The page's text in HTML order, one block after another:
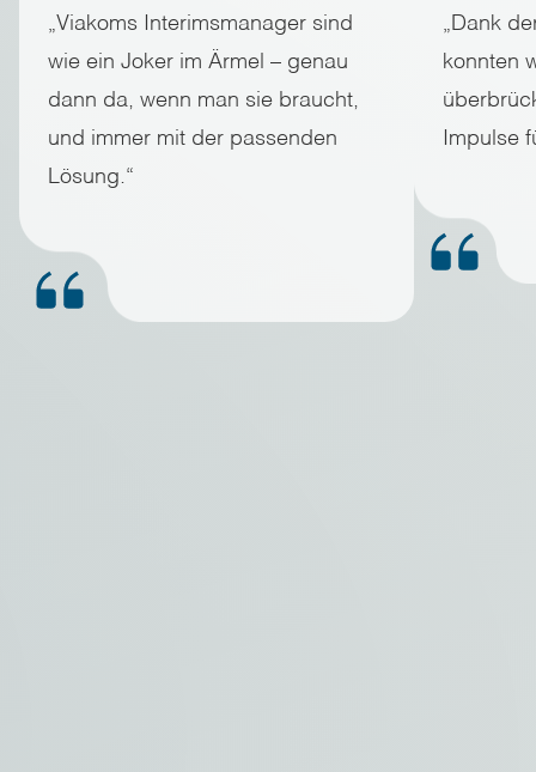
„Viakoms Interimsmanager sind
wie ein Joker im Ärmel – genau
dann da, wenn man sie braucht,
und immer mit der passenden
Lösung.“
„Dank
konnten
Impulse